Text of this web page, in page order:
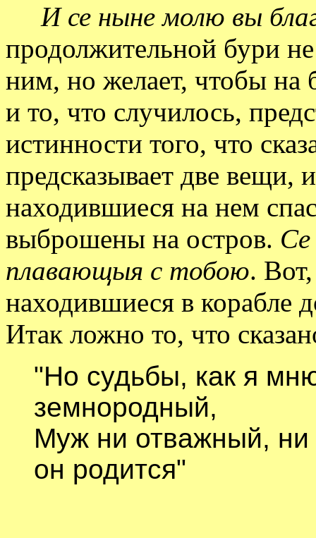
И се ныне молю вы
продолжительной бури
ним, но желает, чтобы на
и то, что случилось,
истинности того, что
предсказывает две вещи,
находившиеся на нем
выброшены на остров. Се
плавающыя с тобою.
находившиеся в
Итак ложно то, что
"Но судьбы, как я
земнородный,
Муж ни отважный, ни
он родится"